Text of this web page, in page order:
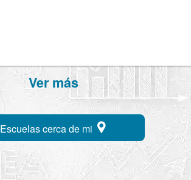
Ver más
Escuelas cerca de mi